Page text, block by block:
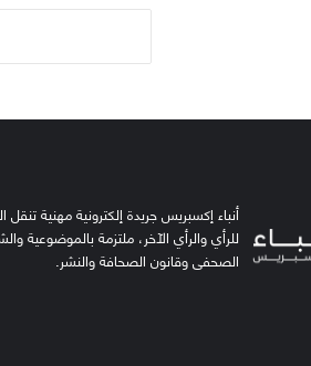
أنباء إكسبريس جريدة إلكترونية مهنية تنقل
للرأي والرأي الآخر، ملتزمة بالموضوعية
الصحفي وقانون الصحافة والنشر.